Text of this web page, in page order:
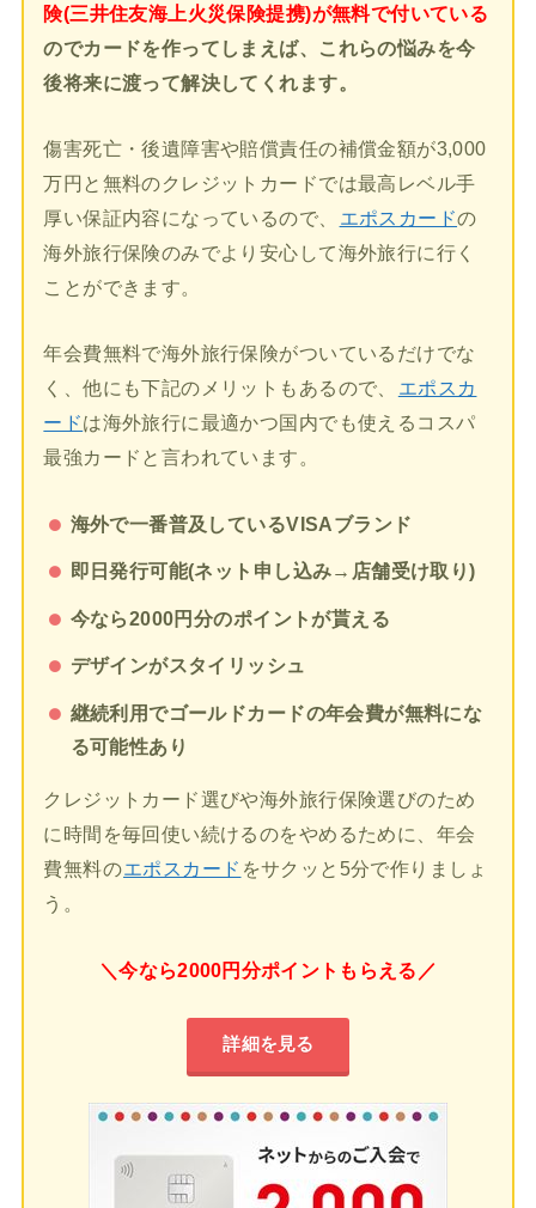
険(三井住友海上火災保険提携)が無料で付いている
のでカードを作ってしまえば、これらの悩みを今
後将来に渡って解決してくれます。
傷害死亡・後遺障害や賠償責任の補償金額が3,000
万円と無料のクレジットカードでは最高レベル手
厚い保証内容になっているので、
エポスカードの
海外旅行保険のみでより安心して海外旅行に行く
ことができます。
年会費無料で海外旅行保険がついているだけでな
く、他にも下記のメリットもあるので、
エポスカ
ードは海外旅行に最適かつ国内でも使えるコスパ
最強カードと言われています。
海外で一番普及しているVISAブランド
即日発行可能(ネット申し込み→店舗受け取り)
今なら2000円分のポイントが貰える
デザインがスタイリッシュ
継続利用でゴールドカードの年会費が無料にな
る可能性あり
クレジットカード選びや海外旅行保険選びのため
に時間を毎回使い続けるのをやめるために、年会
費無料のエポスカード をサクッと5分で作りましょ
う。
＼今なら2000円分ポイントもらえる／
詳細を見る